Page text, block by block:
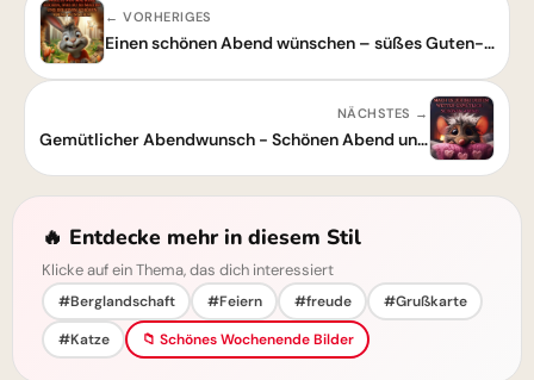
← VORHERIGES
Einen schönen Abend wünschen – süßes Guten-Abend-Grußbild mit Hasen
NÄCHSTES →
Gemütlicher Abendwunsch - Schönen Abend und gute Nacht!
🔥 Entdecke mehr in diesem Stil
Klicke auf ein Thema, das dich interessiert
#Berglandschaft #Feiern #freude
#Grußkarte
#Katze
📁 Schönes Wochenende Bilder